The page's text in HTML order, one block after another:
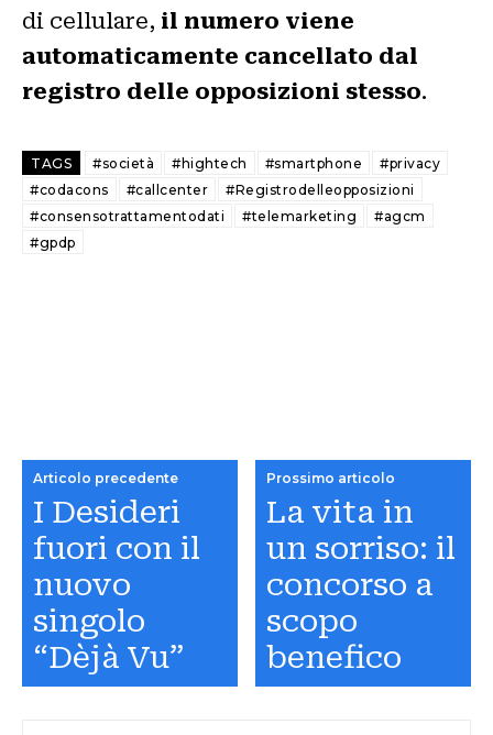
di cellulare, il numero viene
automaticamente cancellato dal
registro delle opposizioni stesso.
TAGS #società #hightech #smartphone
#privacy
#codacons
#callcenter
#Registrodelleopposizioni
#consensotrattamentodati
#telemarketing
#agcm
#gpdp
Articolo precedente
I Desideri
fuori con il
nuovo
singolo
“Dèjà Vu”
Prossimo articolo
La vita in
un sorriso: il
concorso a
scopo
benefico